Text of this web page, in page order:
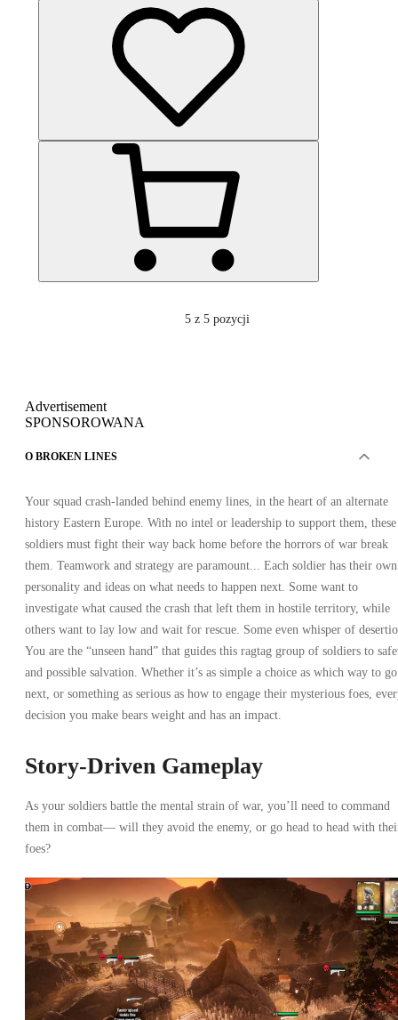
5 z 5 pozycji
Advertisement
SPONSOROWANA
O BROKEN LINES
Your squad crash-landed behind enemy lines, in the heart of an alternate
history Eastern Europe. With no intel or leadership to support them, these
soldiers must fight their way back home before the horrors of war break
them. Teamwork and strategy are paramount... Each soldier has their own
personality and ideas on what needs to happen next. Some want to
investigate what caused the crash that left them in hostile territory, while
others want to lay low and wait for rescue. Some even whisper of
You are the “unseen hand” that guides this ragtag group of soldiers to
and possible salvation. Whether it’s as simple a choice as which way to go
next, or something as serious as how to engage their mysterious foes,
decision you make bears weight and has an impact.
Story-Driven Gameplay
As your soldiers battle the mental strain of war, you’ll need to command
them in combat— will they avoid the enemy, or go head to head with
foes?